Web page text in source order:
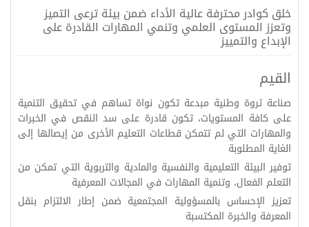
خلق كوادر محترفة عالية الأداء ضمن بيئة ترعى التميز
وتعزز المستوى العلمي وتنمي المهارات القادرة على
الإبداع والتمييز
القيم
صناعة ثروة وطنية مبدعة تكون نواة تساهم في تحقيق التنمية
على كافة المستويات، تكون قادرة على سد النقص في الخبرات
والمهارات التي لم تتمكن قطاعات التعليم الأخرى من إيصالها إلى
الغاية المطلوبة
توفير البيئة التعليمية والنفسية والمادية والتربوية التي تمكن من
التعلم الفعال، وتنمية المهارات في المجالات المعرفية
تعزيز الإحساس بالمسؤولية المجتمعية ضمن إطار الالتزام بنقل
المعرفة والخبرة المكتسبة